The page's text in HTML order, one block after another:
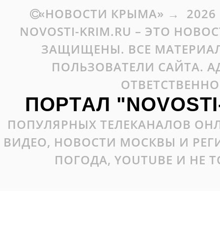
«НОВОСТИ КРЫМА» → 2026
NOVOSTI-KRIM.RU – ЭТО
ЗАЩИЩЕНЫ. ВСЕ
ПОЛЬЗОВАТЕЛИ САЙТА.
ПОРТАЛ
ПОПУЛЯРНЫХ ТЕЛЕКАНАЛОВ
ВИДЕО, НОВОСТИ МОСКВЫ И
ПОГОДА, YOUTUBE И